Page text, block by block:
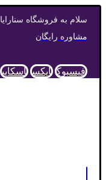
سلام به فروشگاه
مشاوره رایگان
فیسبوک ایکس اسکایپ